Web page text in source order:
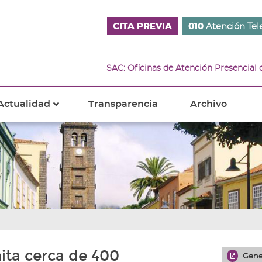
CITA PREVIA 010 Atención
SAC: Oficinas de Atención
Transparencia Archivo
cerca de 400